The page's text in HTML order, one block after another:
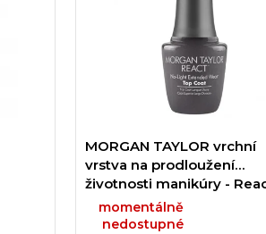
MORGAN TAYLOR vrchní
vrstva na prodloužení
životnosti manikúry -
Top Coat 15ml
momentálně
nedostupné